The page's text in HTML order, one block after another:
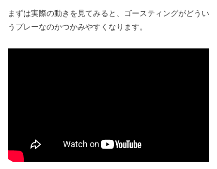
まずは実際の動きを見てみると、ゴースティングがどうい
うプレーなのかつかみやすくなります。